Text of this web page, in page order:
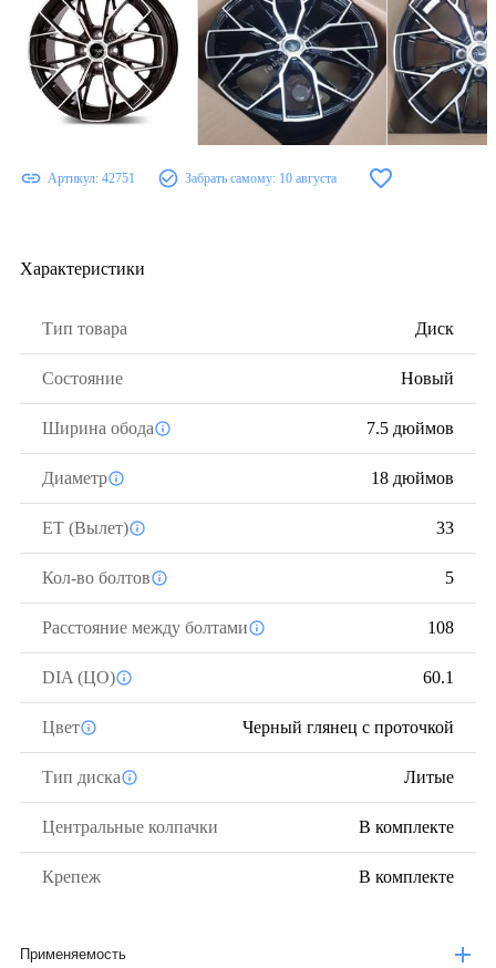
Артикул: 42751 Забрать самому: 10 августа
Характеристики
Тип товара Диск
Состояние Новый
Ширина обода 7.5 дюймов
Диаметр 18 дюймов
ЕТ (Вылет) 33
Кол-во болтов 5
Расстояние между болтами 108
DIA (ЦО) 60.1
Цвет Черный глянец с проточкой
Тип диска Литые
Центральные колпачки В комплекте
Крепеж В комплекте
Применяемость